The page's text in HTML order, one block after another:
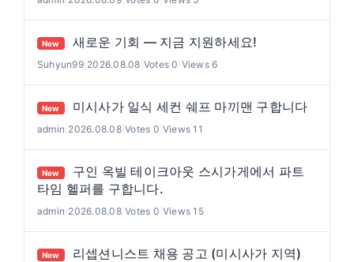
New 새로운 기회 — 지금 지원하세요!
Suhyun99| 2026.08.08 Votes 0 Views 6
New 미시사가 일식 세컨 쉐프 마끼맨 구합니다
admin 2026.08.08|Votes 0 |Views 11
New
구인 옥빌 테이크아웃 스시가게에서 파트
타임 헬퍼를 구합니다.
admin 2026.08.08|Votes 0 |Views 15
New 리셉션니스트 채용 공고 (미시사가 지역)